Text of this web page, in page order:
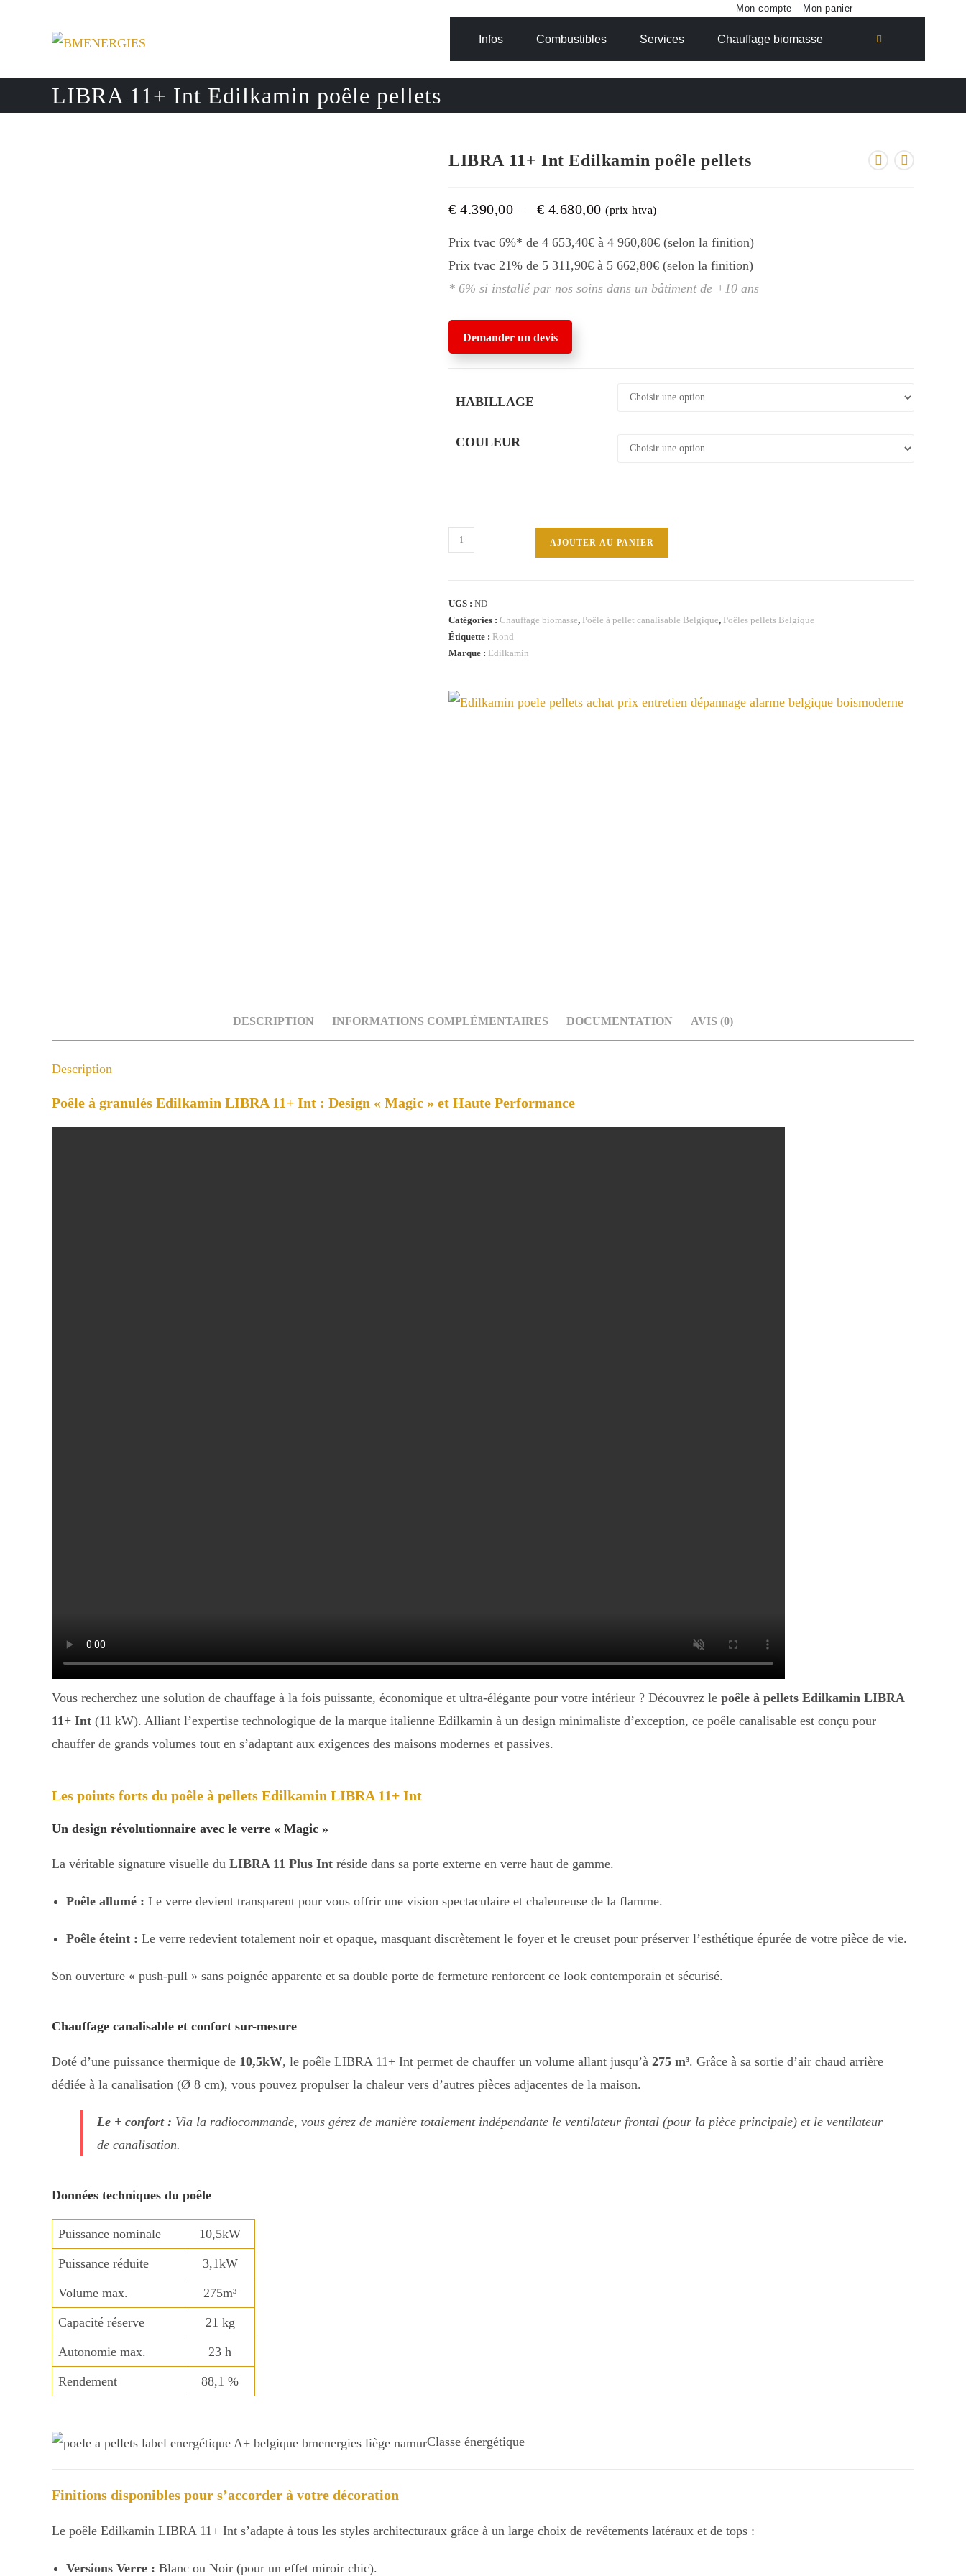
Mon compte Mon panier
Infos Combustibles Services Chauffage biomasse Toggle
website
LIBRA 11+ Int Edilkamin poêle pellets
LIBRA 11+ Int Edilkamin poêle pellets
€ 4.390,00 – € 4.680,00Plage
de
€ 4.390,00
à
(prix htva)
Prix tvac 6%* de 4 653,40€ à 4 960,80€ (selon la finition)
Prix tvac 21% de 5 311,90€ à 5 662,80€ (selon la finition)
* 6% si installé par nos soins dans un bâtiment de +10 ans
Demander un devis
HABILLAGE
COULEUR
quantité
de
Int
Edilkamin
poêle
pellets
AJOUTER AU PANIER
UGS : ND
Catégories : Chauffage biomasse, Poêle à pellet canalisable Belgique, Poêles pellets Belgique
Étiquette : Rond
Marque : Edilkamin
DESCRIPTION INFORMATIONS COMPLÉMENTAIRES DOCUMENTATION AVIS (0)
Description
Poêle à granulés Edilkamin LIBRA 11+ Int : Design « Magic » et Haute Performance
Vous recherchez une solution de chauffage à la fois puissante, économique et ultra-élégante pour votre intérieur ? Découvrez le poêle à pellets Edilkamin LIBRA
11+ Int (11 kW). Alliant l’expertise technologique de la marque italienne Edilkamin à un design minimaliste d’exception, ce poêle canalisable est conçu pour
chauffer de grands volumes tout en s’adaptant aux exigences des maisons modernes et passives.
Les points forts du poêle à pellets Edilkamin LIBRA 11+ Int
Un design révolutionnaire avec le verre « Magic »
La véritable signature visuelle du LIBRA 11 Plus Int réside dans sa porte externe en verre haut de gamme.
Poêle allumé : Le verre devient transparent pour vous offrir une vision spectaculaire et chaleureuse de la flamme.
Poêle éteint : Le verre redevient totalement noir et opaque, masquant discrètement le foyer et le creuset pour préserver l’esthétique épurée de votre pièce de vie.
Son ouverture « push-pull » sans poignée apparente et sa double porte de fermeture renforcent ce look contemporain et sécurisé.
Chauffage canalisable et confort sur-mesure
Doté d’une puissance thermique de 10,5kW, le poêle LIBRA 11+ Int permet de chauffer un volume allant jusqu’à 275 m³. Grâce à sa sortie d’air chaud arrière
dédiée à la canalisation (Ø 8 cm), vous pouvez propulser la chaleur vers d’autres pièces adjacentes de la maison.
Le + confort : Via la radiocommande, vous gérez de manière totalement indépendante le ventilateur frontal (pour la pièce principale) et le ventilateur
de canalisation.
Données techniques du poêle
Puissance nominale 10,5kW
Puissance réduite 3,1kW
Volume max. 275m³
Capacité réserve 21 kg
Autonomie max. 23 h
Rendement 88,1 %
Classe énergétique
Finitions disponibles pour s’accorder à votre décoration
Le poêle Edilkamin LIBRA 11+ Int s’adapte à tous les styles architecturaux grâce à un large choix de revêtements latéraux et de tops :
Versions Verre : Blanc ou Noir (pour un effet miroir chic).